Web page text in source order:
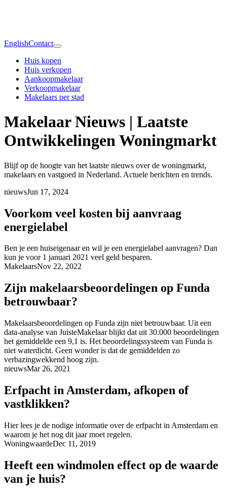
EnglishContact
Huis kopen
Huis verkopen
Aankoopmakelaar
Verkoopmakelaar
Makelaars per stad
Makelaar Nieuws | Laatste
Ontwikkelingen Woningmarkt
Blijf op de hoogte van het laatste nieuws over de woningmarkt,
makelaars en vastgoed in Nederland. Actuele berichten en trends.
nieuwsJun 17, 2024
Voorkom veel kosten bij aanvraag
energielabel
Ben je een huiseigenaar en wil je een energielabel aanvragen? Dan
kun je voor 1 januari 2021 veel geld besparen.
MakelaarsNov 22, 2022
Zijn makelaarsbeoordelingen op Funda
betrouwbaar?
Makelaarsbeoordelingen op Funda zijn niet betrouwbaar. Uit een
data-analyse van JuisteMakelaar blijkt dat uit 30.000 beoordelingen
het gemiddelde een 9,1 is. Het beoordelingssysteem van Funda is
niet waterdicht. Geen wonder is dat de gemiddelden zo
verbazingwekkend hoog zijn.
nieuwsMar 26, 2021
Erfpacht in Amsterdam, afkopen of
vastklikken?
Hier lees je de nodige informatie over de erfpacht in Amsterdam en
waarom je het nog dit jaar moet regelen.
WoningwaardeDec 11, 2019
Heeft een windmolen effect op de waarde
van je huis?